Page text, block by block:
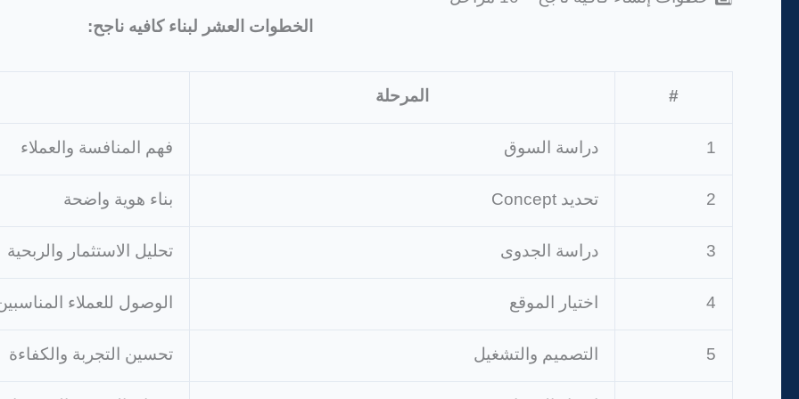
الخطوات العشر لبناء كافيه ناجح:
# المرحلة
1 دراسة السوق فهم المنافسة والعملاء
2 تحديد Concept بناء هوية واضحة
3 دراسة الجدوى تحليل الاستثمار والربحية
4 اختيار الموقع الوصول للعملاء
5 التصميم والتشغيل تحسين التجربة والكفاءة